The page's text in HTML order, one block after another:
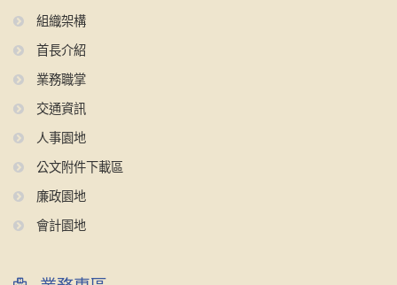
組織架構
首長介紹
業務職掌
交通資訊
人事園地
公文附件下載區
廉政園地
會計園地